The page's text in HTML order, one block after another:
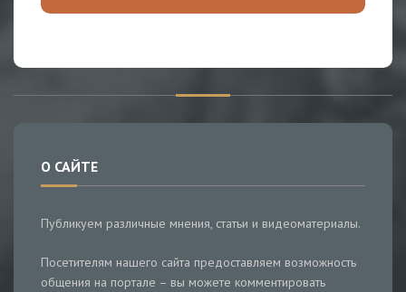
О САЙТЕ
Публикуем различные мнения, статьи и видеоматериалы.
Посетителям нашего сайта предоставляем возможность
общения на портале – вы можете комментировать